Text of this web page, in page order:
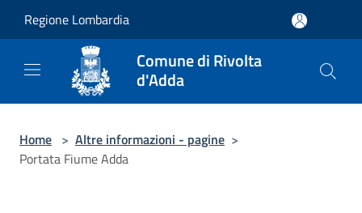
Regione Lombardia
Comune di Rivolta
d'Adda
Home > Altre informazioni - pagine >
Portata Fiume Adda